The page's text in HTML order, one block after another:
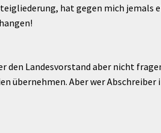
hat gegen mich jemals
den Landesvorstand aber nicht
übernehmen. Aber wer Abschreiber